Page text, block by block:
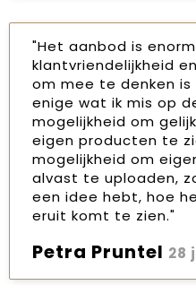
"Het aanbod is
klantvriendelijkheid
om mee te denken
enige wat ik mis op
mogelijkheid om
eigen producten te
mogelijkheid om
alvast te uploaden,
een idee hebt, hoe
eruit komt te zien."
Petra Pruntel 28